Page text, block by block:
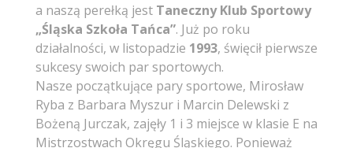
a naszą perełką jest Taneczny Klub Sportowy
„Śląska Szkoła Tańca”. Już po roku
działalności, w listopadzie 1993, święcił pierwsze
sukcesy swoich par sportowych.
Nasze początkujące pary sportowe, Mirosław
Ryba z Barbara Myszur i Marcin Delewski z
Bożeną Jurczak, zajęły 1 i 3 miejsce w klasie E na
Mistrzostwach Okręgu Śląskiego. Ponieważ